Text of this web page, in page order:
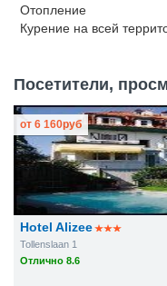
Отопление
Курение на всей
Посетители,
Hotel Alizee
Tollenslaan 1
Отлично 8.6
от 6 160руб